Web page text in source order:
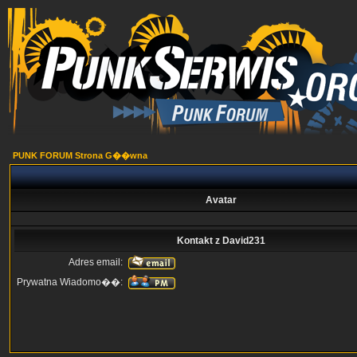
PUNK FORUM Strona G��wna
Avatar
Kontakt z David231
Adres email:
Prywatna Wiadomo��: